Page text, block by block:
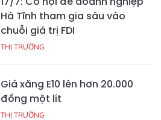
Hà Tĩnh tham gia sâu vào
chuỗi giá trị FDI
THỊ TRƯỜNG
Giá xăng E10 lên hơn 20.000
đồng một lít
THỊ TRƯỜNG